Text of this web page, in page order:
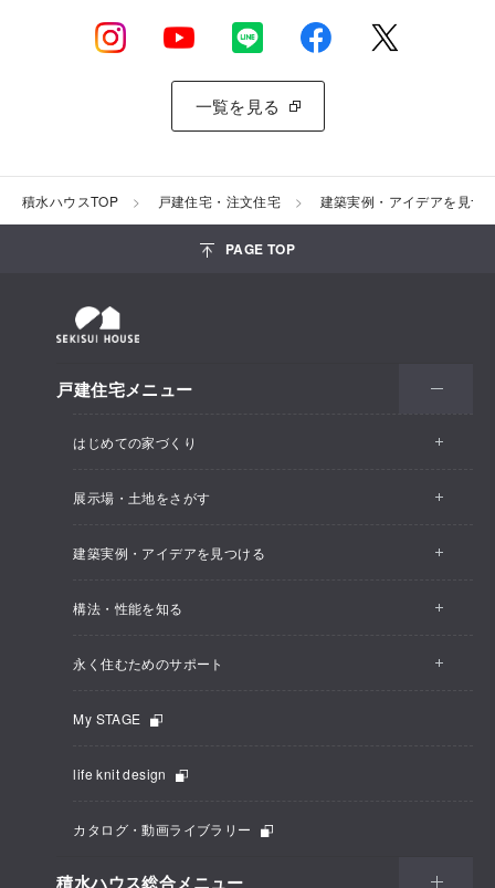
一覧を見る
積水ハウスTOP 戸建住宅・注文住宅 建築実例・アイデアを見つ
PAGE TOP
戸建住宅メニュー
はじめての家づくり
展示場・土地をさがす
建築実例・アイデアを見つける
構法・性能を知る
永く住むためのサポート
My STAGE
life knit design
カタログ・動画ライブラリー
積水ハウス総合メニュー